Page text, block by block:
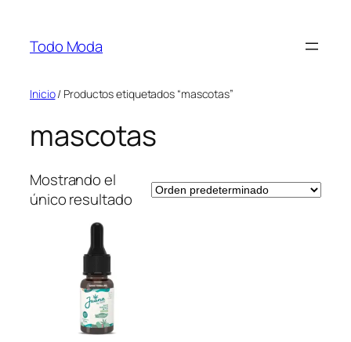
contenido
Todo Moda
Inicio/ Productos etiquetados “mascotas”
mascotas
Mostrando el
único resultado